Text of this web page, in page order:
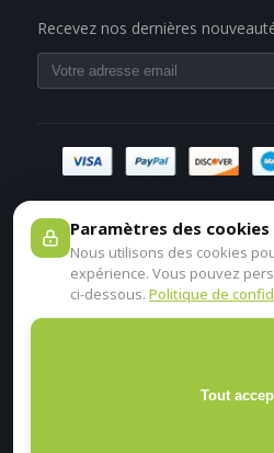
Recevez nos dernières
Paramètres des cookies
Nous utilisons des cookies
expérience. Vous pouvez
ci-dessous. Politique de
Tout